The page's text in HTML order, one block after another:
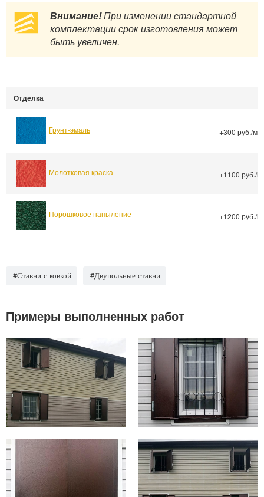
Внимание!При изменении стандартной
комплектации срок изготовления может
быть увеличен.
Отделка
Грунт-эмаль +300 руб./м2
Молотковая краска +1100 руб./м
Порошковое напыление +1200 руб./м
#Ставни с ковкой #Двупольные ставни
Примеры выполненных работ